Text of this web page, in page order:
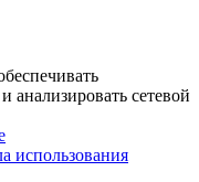
анализировать сетевой
использования